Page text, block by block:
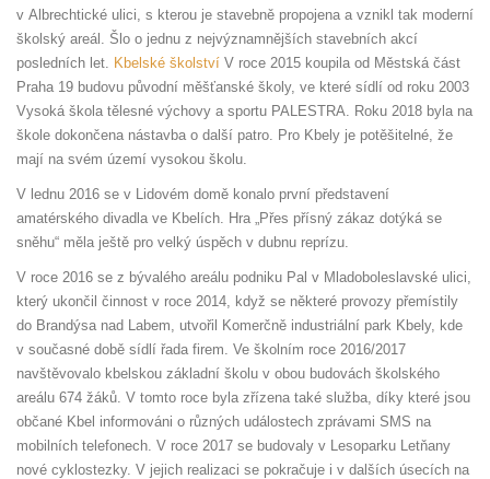
v Albrechtické ulici, s kterou je stavebně propojena a vznikl tak moderní
školský areál. Šlo o jednu z nejvýznamnějších stavebních akcí
posledních let. Kbelské školství V roce 2015 koupila od Městská část
Praha 19 budovu původní měšťanské školy, ve které sídlí od roku 2003
Vysoká škola tělesné výchovy a sportu PALESTRA. Roku 2018 byla na
škole dokončena nástavba o další patro. Pro Kbely je potěšitelné, že
mají na svém území vysokou školu.
V lednu 2016 se v Lidovém domě konalo první představení
amatérského divadla ve Kbelích. Hra „Přes přísný zákaz dotýká se
sněhu“ měla ještě pro velký úspěch v dubnu reprízu.
V roce 2016 se z bývalého areálu podniku Pal v Mladoboleslavské ulici,
který ukončil činnost v roce 2014, když se některé provozy přemístily
do Brandýsa nad Labem, utvořil Komerčně industriální park Kbely, kde
v současné době sídlí řada firem. Ve školním roce 2016/2017
navštěvovalo kbelskou základní školu v obou budovách školského
areálu 674 žáků. V tomto roce byla zřízena také služba, díky které jsou
občané Kbel informováni o různých událostech zprávami SMS na
mobilních telefonech. V roce 2017 se budovaly v Lesoparku Letňany
nové cyklostezky. V jejich realizaci se pokračuje i v dalších úsecích na